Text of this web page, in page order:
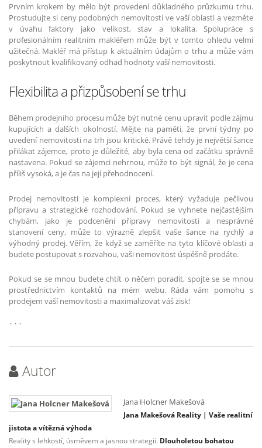
Prvním krokem by mělo být provedení důkladného průzkumu trhu.
Prostudujte si ceny podobných nemovitostí ve vaší oblasti a vezměte
v úvahu faktory jako velikost, stav a lokalita. Spolupráce s
profesionálním realitním makléřem může být v tomto ohledu velmi
užitečná. Makléř má přístup k aktuálním údajům o trhu a může vám
poskytnout kvalifikovaný odhad hodnoty vaší nemovitosti.
Flexibilita a přizpůsobení se trhu
Během prodejního procesu může být nutné cenu upravit podle zájmu
kupujících a dalších okolností. Mějte na paměti, že první týdny po
uvedení nemovitosti na trh jsou kritické. Právě tehdy je největší šance
přilákat zájemce, proto je důležité, aby byla cena od začátku správně
nastavena. Pokud se zájemci nehrnou, může to být signál, že je cena
příliš vysoká, a je čas na její přehodnocení.
Prodej nemovitosti je komplexní proces, který vyžaduje pečlivou
přípravu a strategické rozhodování. Pokud se vyhnete nejčastějším
chybám, jako je podcenění přípravy nemovitosti a nesprávné
stanovení ceny, může to výrazně zlepšit vaše šance na rychlý a
výhodný prodej. Věřím, že když se zaměříte na tyto klíčové oblasti a
budete postupovat s rozvahou, vaši nemovitost úspěšně prodáte.
Pokud se se mnou budete chtít o něčem poradit, spojte se se mnou
prostřednictvím kontaktů na mém webu. Ráda vám pomohu s
prodejem vaší nemovitosti a maximalizovat váš zisk!
```
Autor
Jana Holcner Makešová
Jana Makešová Reality | Vaše realitní
jistota a vítězná výhoda
Reality s lehkostí, úsměvem a jasnou strategií. Dlouholetou bohatou